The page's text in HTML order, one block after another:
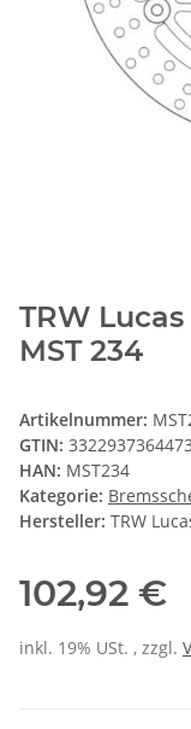
TRW Lucas
MST 234
Artikelnummer:
GTIN: 3322937364473
HAN: MST234
Kategorie:
Hersteller: TRW
102,92 €
inkl. 19% USt. , zzgl.